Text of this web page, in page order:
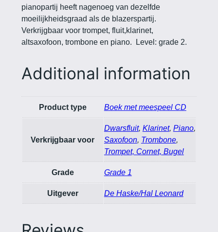
pianopartij heeft nagenoeg van dezelfde
moeilijkheidsgraad als de blazerspartij.
Verkrijgbaar voor trompet, fluit,klarinet,
altsaxofoon, trombone en piano. Level: grade 2.
Additional information
Product type Boek met meespeel CD
Verkrijgbaar voor
Dwarsfluit, Klarinet, Piano,
Saxofoon, Trombone,
Trompet, Cornet, Bugel
Grade Grade 1
Uitgever De Haske/Hal Leonard